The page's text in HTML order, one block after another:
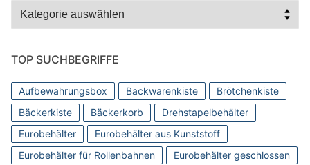
Kategorien
TOP SUCHBEGRIFFE
Aufbewahrungsbox Backwarenkiste
Brötchenkiste
Bäckerkiste
Bäckerkorb
Drehstapelbehälter
Eurobehälter
Eurobehälter aus Kunststoff
Eurobehälter für Rollenbahnen
Eurobehälter geschlossen